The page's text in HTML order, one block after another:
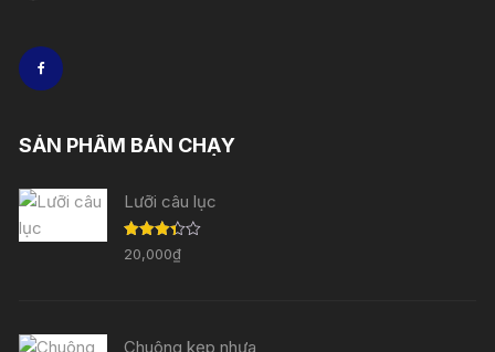
SẢN PHẨM BÁN CHẠY
Lưỡi câu lục
Được
xếp
20,000₫
Chuông kẹp nhựa